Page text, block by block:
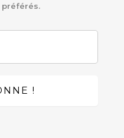
préférés.